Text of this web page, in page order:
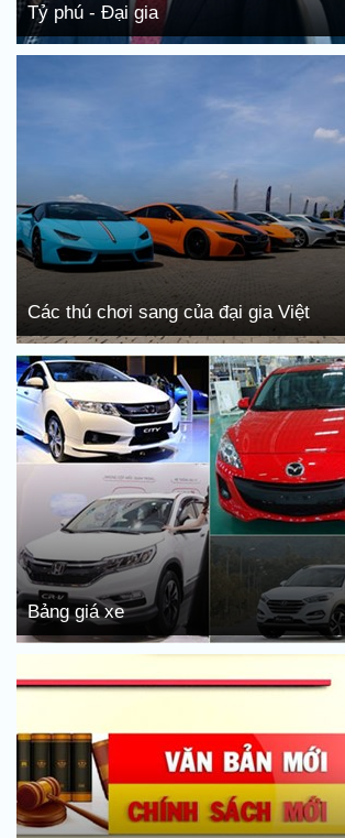
Tỷ phú - Đại gia
Các thú chơi sang của đại gia Việt
Bảng giá xe